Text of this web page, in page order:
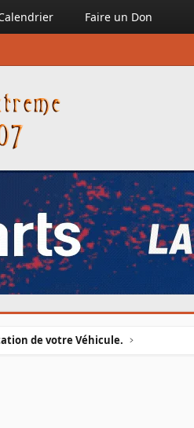
Faire un Don
de votre Véhicule.